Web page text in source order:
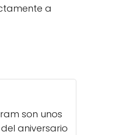
a
son unos
aniversario